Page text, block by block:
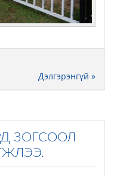
Дэлгэрэнгүй »
ЗОГСООЛ